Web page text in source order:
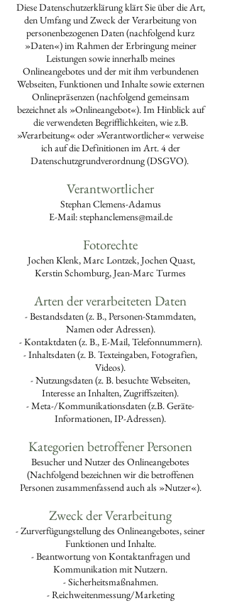
Diese Datenschutzerklärung klärt Sie über die Art,
den Umfang und Zweck der Verarbeitung von
personenbezogenen Daten (nachfolgend kurz
»Daten«) im Rahmen der Erbringung meiner
Leistungen sowie innerhalb meines
Onlineangebotes und der mit ihm verbundenen
Webseiten, Funktionen und Inhalte sowie externen
Onlinepräsenzen (nachfolgend gemeinsam
bezeichnet als »Onlineangebot«). Im Hinblick auf
die verwendeten Begrifflichkeiten, wie z.B.
»Verarbeitung« oder »Verantwortlicher« verweise
ich auf die Definitionen im Art. 4 der
Datenschutzgrundverordnung (DSGVO).
Verantwortlicher
Stephan Clemens-Adamus
E-Mail: stephanclemens@mail.de
Fotorechte
Jochen Klenk, Marc Lontzek, Jochen Quast,
Kerstin Schomburg, Jean-Marc Turmes
Arten der verarbeiteten Daten
- Bestandsdaten (z. B., Personen-Stammdaten,
Namen oder Adressen).
- Kontaktdaten (z. B., E-Mail, Telefonnummern).
- Inhaltsdaten (z. B. Texteingaben, Fotografien,
Videos).
- Nutzungsdaten (z. B. besuchte Webseiten,
Interesse an Inhalten, Zugriffszeiten).
- Meta-/Kommunikationsdaten (z.B. Geräte-
Informationen, IP-Adressen).
Kategorien betroffener Personen
Besucher und Nutzer des Onlineangebotes
(Nachfolgend bezeichnen wir die betroffenen
Personen zusammenfassend auch als »Nutzer«).
Zweck der Verarbeitung
- Zurverfügungstellung des Onlineangebotes, seiner
Funktionen und Inhalte.
- Beantwortung von Kontaktanfragen und
Kommunikation mit Nutzern.
- Sicherheitsmaßnahmen.
- Reichweitenmessung/Marketing